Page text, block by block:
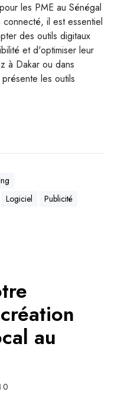
les PME au Sénégal
il est essentiel
des outils digitaux
et d'optimiser leur
à Dakar ou dans
les outils
Logiciel
Publicité
au
0